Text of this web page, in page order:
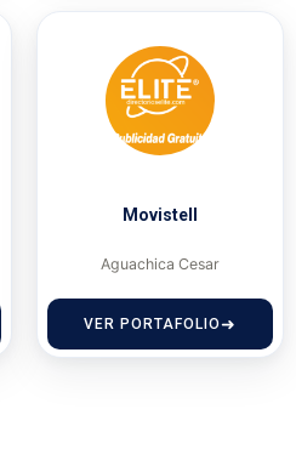
Movistell
Aguachica Cesar
VER PORTAFOLIO